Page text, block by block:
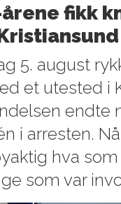
årene fikk
5. august
et utested i
endte
i arresten.
hva
som var